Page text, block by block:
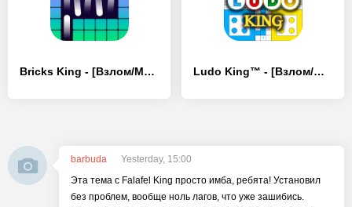
Bricks King - [Взлом/МОД Все открыто] Ludo King™ - [Взлом/МОД Бесконечные деньги]
barbuda
Yesterday, 15:00
Эта тема с Falafel King просто имба, ребята! Установил
без проблем, вообще ноль лагов, что уже зашибись.